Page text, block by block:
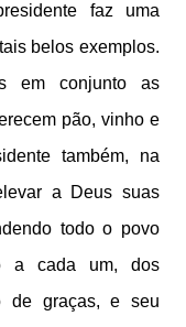
faz uma
belos exemplos.
em conjunto as
pão, vinho e
também, na
a Deus suas
todo o povo
a cada um, dos
de graças, e seu